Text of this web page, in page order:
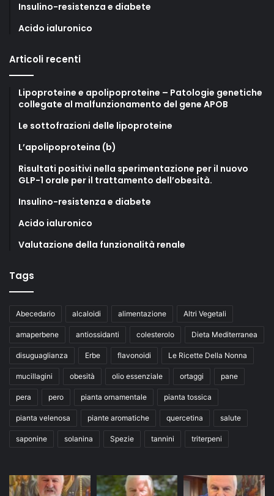
Insulino-resistenza e diabete
Acido ialuronico
Articoli recenti
Lipoproteine e apolipoproteine – Patologie genetiche
collegate al malfunzionamento del gene APOB
Le sottofrazioni delle lipoproteine
L’apolipoproteina (b)
Risultati positivi nella sperimentazione per il nuovo
GLP-1 orale per il trattamento dell’obesità.
Insulino-resistenza e diabete
Acido ialuronico
Valutazione della funzionalità renale
Tags
Abecedario alcaloidi alimentazione Altri Vegetali
amaperbene antiossidanti colesterolo Dieta Mediterranea
disuguaglianza Erbe flavonoidi Le Ricette Della Nonna
mucillagini obesità olio essenziale ortaggi pane
pera pero pianta ornamentale pianta tossica
pianta velenosa piante aromatiche quercetina salute
saponine solanina Spezie tannini triterpeni